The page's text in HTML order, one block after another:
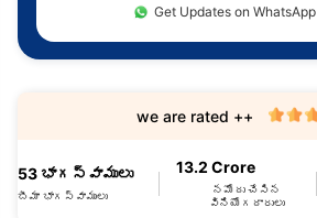
Get Updates on WhatsApp
53 భాగస్వాములు
బీమా భాగస్వాములు
13.2 Crore
నమోదు చేసిన
వినియోగదారులు
we are rated ++